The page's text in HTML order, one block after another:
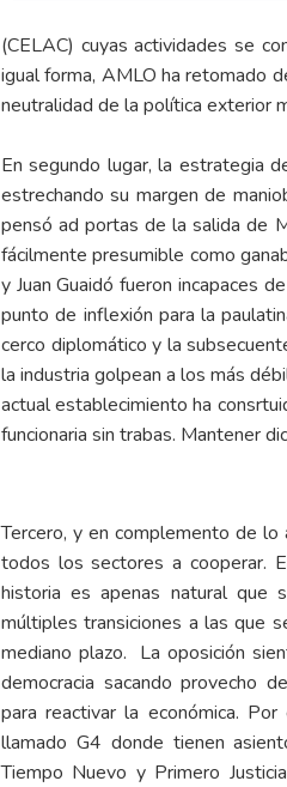
(CELAC) cuyas actividades se
igual forma, AMLO ha retomado
neutralidad de la política exterior
En segundo lugar, la estrategia
estrechando su margen de
pensó ad portas de la salida de
fácilmente presumible como
y Juan Guaidó fueron incapaces
punto de inflexión para la
cerco diplomático y la
la industria golpean a los más
actual establecimiento ha
funcionaria sin trabas. Mantener
Tercero, y en complemento de lo
todos los sectores a cooperar.
historia es apenas natural que
múltiples transiciones a las que
mediano plazo. La oposición
democracia sacando provecho
para reactivar la económica.
llamado G4 donde tienen
Tiempo Nuevo y Primero